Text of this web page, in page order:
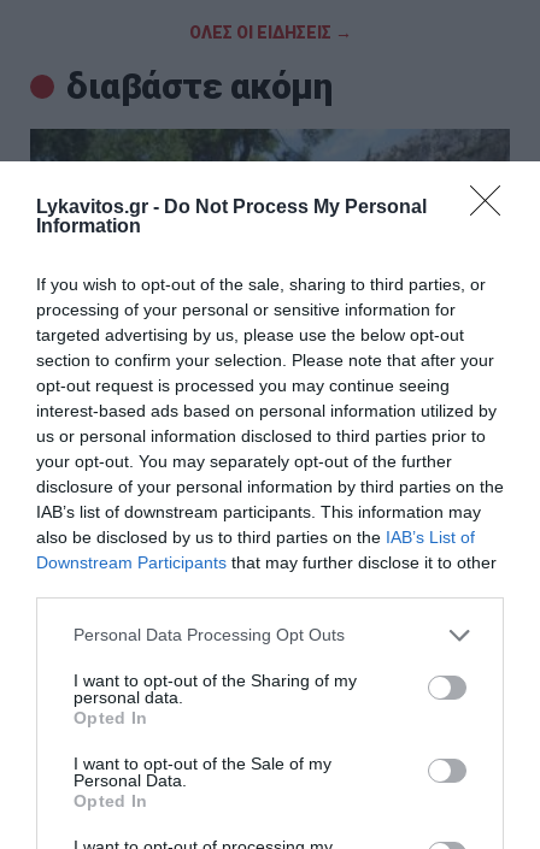
Lykavitos.gr - Do Not Process My Personal
Information
If you wish to opt-out of the sale, sharing to third parties, or
processing of your personal or sensitive information for
targeted advertising by us, please use the below opt-out
section to confirm your selection. Please note that after your
opt-out request is processed you may continue seeing
interest-based ads based on personal information utilized by
us or personal information disclosed to third parties prior to
your opt-out. You may separately opt-out of the further
disclosure of your personal information by third parties on the
IAB’s list of downstream participants. This information may
also be disclosed by us to third parties on the IAB’s List of
Downstream Participants that may further disclose it to other
Please note that this website/app uses one or more Google
not limited to your visit or usage behaviour. You may click to
grant or deny consent to Google and its third-party tags to
use your data for below specified purposes in below Google
consent section.
Personal Data Processing Opt Outs
I want to opt-out of the Sharing of my
personal data.
Opted In
I want to opt-out of the Sale of my
Personal Data.
Opted In
ΟΛΕΣ ΟΙ ΕΙΔΗΣΕΙΣ →
διαβάστε ακόμη
Θρίλερ στον Λυκαβηττό: Σε 57χρονη γυναίκα
που είχε εξαφανιστεί από την Κυψέλη ανήκει η
σορός
Μυστήριο καλύπτει τον εντοπισμό πτώματος σε σπηλιά
στον Λυκαβηττό. Η σορός ανήκει σε γυναίκα που είχε
έρευνες για να διαπιστώσ...
08 Αυγούστου 2026